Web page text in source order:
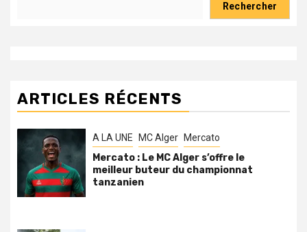
Rechercher
ARTICLES RÉCENTS
A LA UNE MC Alger Mercato
Mercato : Le MC Alger s’offre le
meilleur buteur du championnat
tanzanien